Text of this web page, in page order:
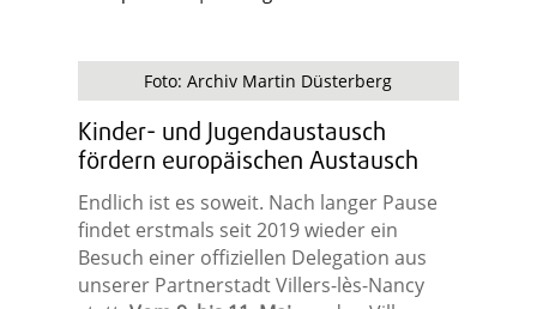
Foto: Archiv Martin Düsterberg
Kinder- und Jugendaustausch
fördern europäischen Austausch
Endlich ist es soweit. Nach langer Pause
findet erstmals seit 2019 wieder ein
Besuch einer offiziellen Delegation aus
unserer Partnerstadt Villers-lès-Nancy